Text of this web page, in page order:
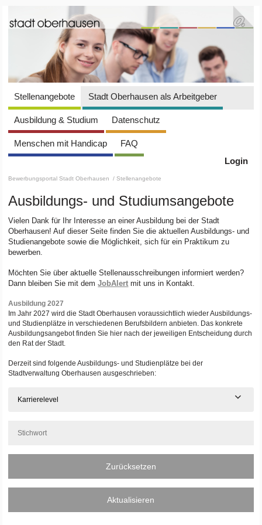
Stellenangebote Stadt Oberhausen als Arbeitgeber
Ausbildung & Studium Datenschutz
Menschen mit Handicap
FAQ
Login
Bewerbungsportal Stadt Oberhausen / Stellenangebote
Ausbildungs- und Studiumsangebote
Vielen Dank für Ihr Interesse an einer Ausbildung bei der Stadt
Oberhausen! Auf dieser Seite finden Sie die aktuellen Ausbildungs- und
Studienangebote sowie die Möglichkeit, sich für ein Praktikum zu
bewerben.
Möchten Sie über aktuelle Stellenausschreibungen informiert werden?
Dann bleiben Sie mit demJobAlert mit uns in Kontakt.
Ausbildung 2027
Im Jahr 2027 wird die Stadt Oberhausen voraussichtlich wieder Ausbildungs-
und Studienplätze in verschiedenen Berufsbildern anbieten. Das konkrete
Ausbildungsangebot finden Sie hier nach der jeweiligen Entscheidung durch
den Rat der Stadt.
Derzeit sind folgende Ausbildungs- und Studienplätze bei der
Stadtverwaltung Oberhausen ausgeschrieben:
Karrierelevel
Zurücksetzen
Aktualisieren